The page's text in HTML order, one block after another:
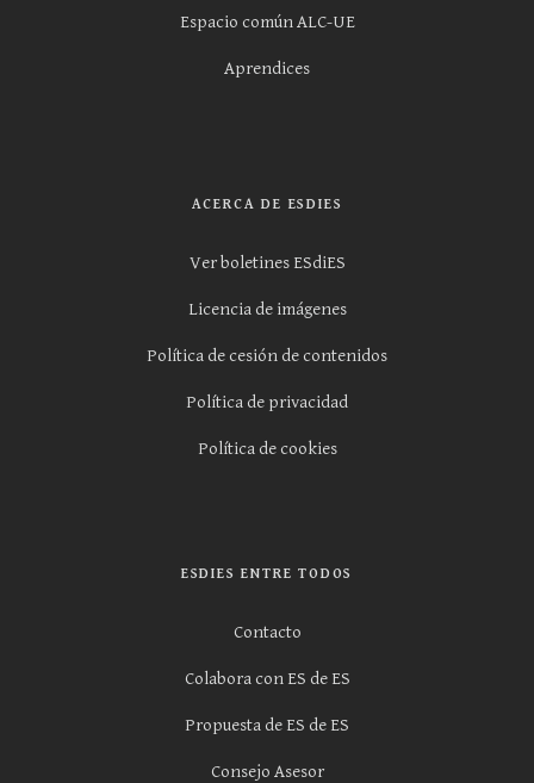
Espacio común ALC-UE
Aprendices
ACERCA DE ESDIES
Ver boletines ESdiES
Licencia de imágenes
Política de cesión de contenidos
Política de privacidad
Política de cookies
ESDIES ENTRE TODOS
Contacto
Colabora con ES de ES
Propuesta de ES de ES
Consejo Asesor